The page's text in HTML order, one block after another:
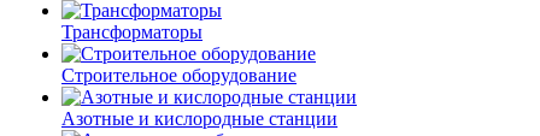
Трансформаторы
Строительное оборудование
Азотные и кислородные станции